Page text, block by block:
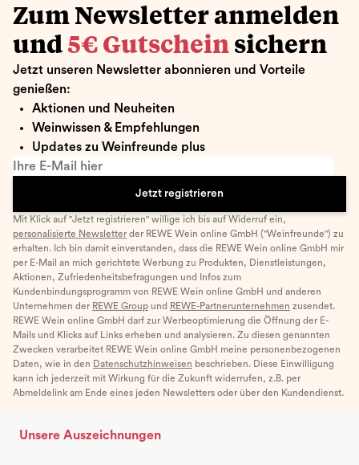
Zum Newsletter anmelden
und 5€ Gutschein sichern
Jetzt unseren Newsletter abonnieren und Vorteile
genießen:
Aktionen und Neuheiten
Weinwissen & Empfehlungen
Updates zu Weinfreunde plus
Ihre E-Mail hier
Jetzt registrieren
Mit Klick auf "Jetzt registrieren" willige ich bis auf Widerruf ein,
personalisierte Newsletter der REWE Wein online GmbH ("Weinfreunde") zu
erhalten. Ich bin damit einverstanden, dass die REWE Wein online GmbH mir
per E-Mail an mich gerichtete Werbung zu Produkten, Dienstleistungen,
Aktionen, Zufriedenheitsbefragungen und Infos zum
Kundenbindungsprogramm von REWE Wein online GmbH und anderen
Unternehmen der REWE Group und REWE-Partnerunternehmen zusendet.
REWE Wein online GmbH darf zur Werbeoptimierung die Öffnung der E-
Mails und Klicks auf Links erheben und analysieren. Zu diesen genannten
Zwecken verarbeitet REWE Wein online GmbH meine personenbezogenen
Daten, wie in den Datenschutzhinweisen beschrieben. Diese Einwilligung
kann ich jederzeit mit Wirkung für die Zukunft widerrufen, z.B. per
Abmeldelink am Ende eines jeden Newsletters oder über den Kundendienst.
Unsere Auszeichnungen